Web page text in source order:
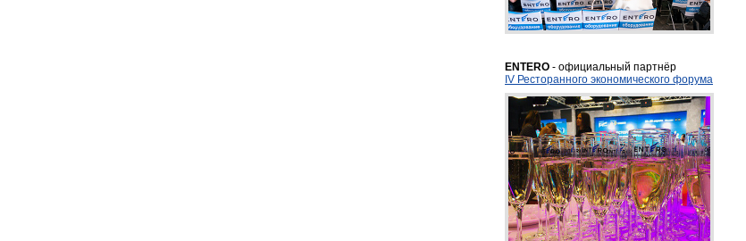
ENTERO - официальный партнёр
IV Ресторанного экономического форума